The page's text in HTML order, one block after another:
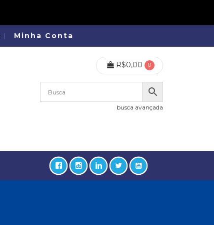
Minha Conta
R$0,00 0
busca avançada